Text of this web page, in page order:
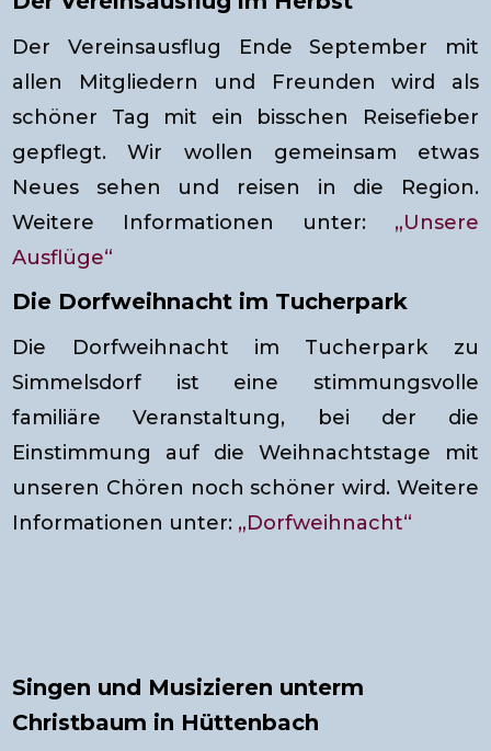
Der Vereinsausflug Ende September mit
allen Mitgliedern und Freunden wird als
schöner Tag mit ein bisschen Reisefieber
gepflegt. Wir wollen gemeinsam etwas
Neues sehen und reisen in die Region.
Weitere Informationen unter: „Unsere
Ausflüge“
Die Dorfweihnacht im Tucherpark
Die Dorfweihnacht im Tucherpark zu
Simmelsdorf ist eine stimmungsvolle
familiäre Veranstaltung, bei der die
Einstimmung auf die Weihnachtstage mit
unseren Chören noch schöner wird. Weitere
Informationen unter: „Dorfweihnacht“
Singen und Musizieren unterm
Christbaum in Hüttenbach